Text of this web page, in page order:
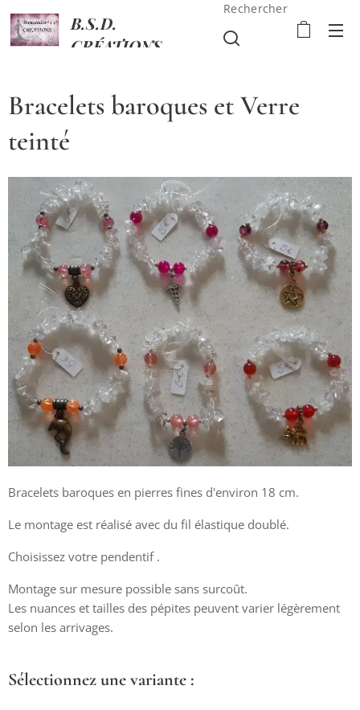
B.S.D.
CRÉATIONS
Rechercher
Bracelets baroques et Verre
teinté
Bracelets baroques en pierres fines d'environ 18 cm.
Le montage est réalisé avec du fil élastique doublé.
Choisissez votre pendentif .
Montage sur mesure possible sans surcoût.
Les nuances et tailles des pépites peuvent varier légèrement
selon les arrivages.
Sélectionnez une variante :